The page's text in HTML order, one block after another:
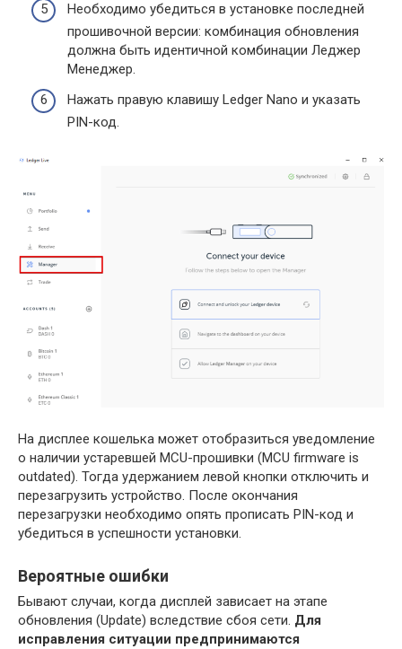
Необходимо убедиться в установке последней
прошивочной версии: комбинация обновления
должна быть идентичной комбинации Леджер
Менеджер.
Нажать правую клавишу Ledger Nano и указать
PIN-код.
На дисплее кошелька может отобразиться уведомление
о наличии устаревшей MCU-прошивки (MCU firmware is
outdated). Тогда удержанием левой кнопки отключить и
перезагрузить устройство. После окончания
перезагрузки необходимо опять прописать PIN-код и
убедиться в успешности установки.
Вероятные ошибки
Бывают случаи, когда дисплей зависает на этапе
обновления (Update) вследствие сбоя сети. Для
исправления ситуации предпринимаются